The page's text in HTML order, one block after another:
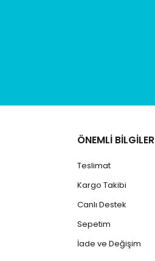
ÖNEMLİ BİLGİLER
Teslimat
Kargo Takibi
Canlı Destek
Sepetim
İade ve Değişim